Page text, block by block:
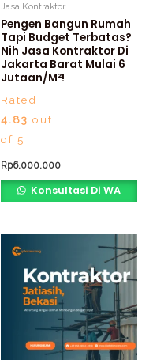
Jasa Kontraktor
Pengen Bangun Rumah
Tapi Budget Terbatas?
Nih Jasa Kontraktor Di
Jakarta Barat Mulai 6
Jutaan/m²!
Rated
4.83 out
of 5
Rp6.000.000
Konsultasi Di WA